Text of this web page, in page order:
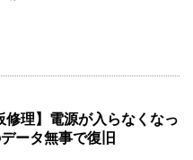
修理】電源が入らなくなっ
ータ無事で復旧